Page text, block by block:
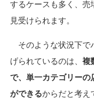
するケースも多く、
見受けられます。
そのような状況下で
げられているのは、 複
で、単一カテゴリー
ができるからだと考え